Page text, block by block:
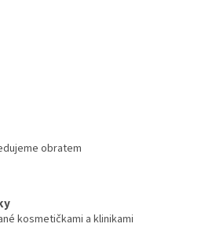
obratem
kosmetičkami a klinikami